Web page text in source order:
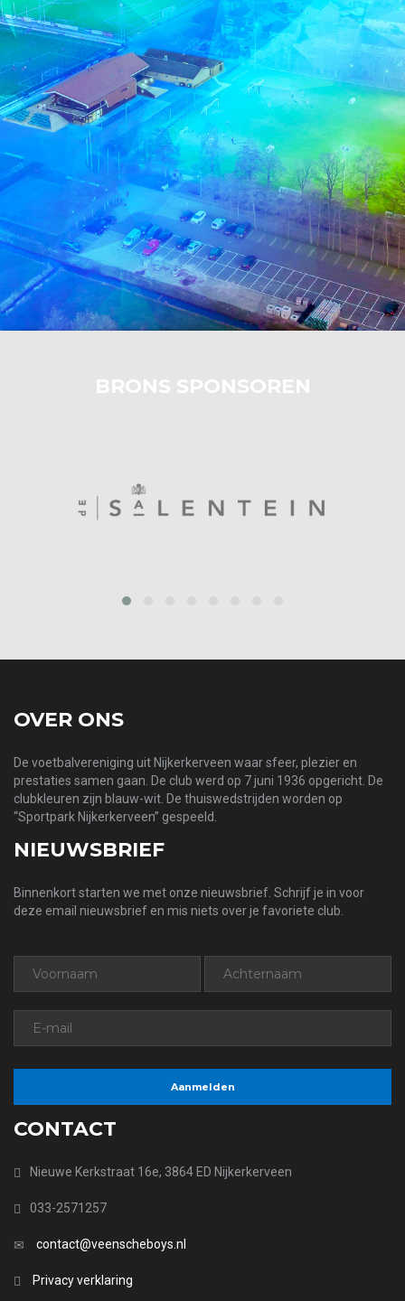
BRONS SPONSOREN
OVER ONS
De voetbalvereniging uit Nijkerkerveen waar sfeer, plezier en
prestaties samen gaan. De club werd op 7 juni 1936 opgericht. De
clubkleuren zijn blauw-wit. De thuiswedstrijden worden op
“Sportpark Nijkerkerveen” gespeeld.
NIEUWSBRIEF
Binnenkort starten we met onze nieuwsbrief. Schrijf je in voor
deze email nieuwsbrief en mis niets over je favoriete club.
CONTACT
Nieuwe Kerkstraat 16e, 3864 ED Nijkerkerveen
033-2571257
contact@veenscheboys.nl
Privacy verklaring